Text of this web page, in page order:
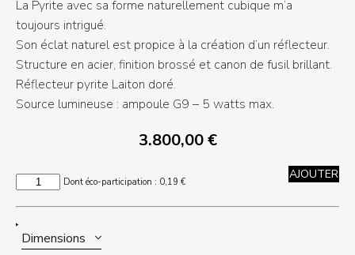
La Pyrite avec sa forme naturellement cubique m’a
toujours intrigué.
Son éclat naturel est propice à la création d’un réflecteur.
Structure en acier, finition brossé et canon de fusil brillant.
Réflecteur pyrite Laiton doré.
Source lumineuse : ampoule G9 – 5 watts max.
3.800,00€
quantité AJOUTER
Dont éco-participation : 0,19€
Dimensions